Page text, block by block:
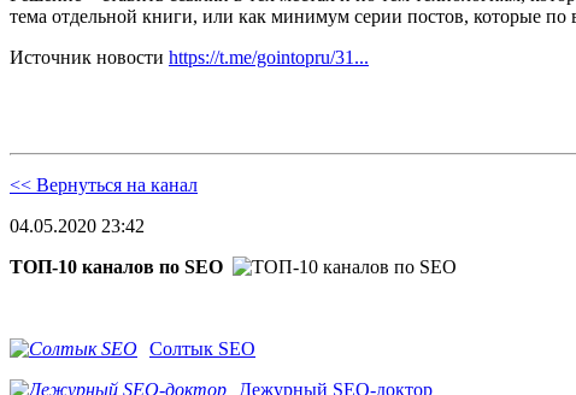
тема отдельной книги, или как минимум серии постов, которые
Источник новости https://t.me/gointopru/31...
<< Вернуться на канал
04.05.2020 23:42
ТОП-10 каналов по SEO
Солтык SEO
Дежурный SEO-доктор